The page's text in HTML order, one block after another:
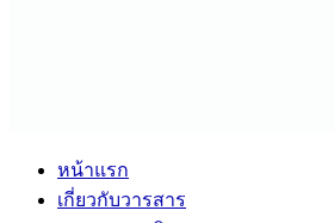
หน้าแรก
เกี่ยวกับวารสาร